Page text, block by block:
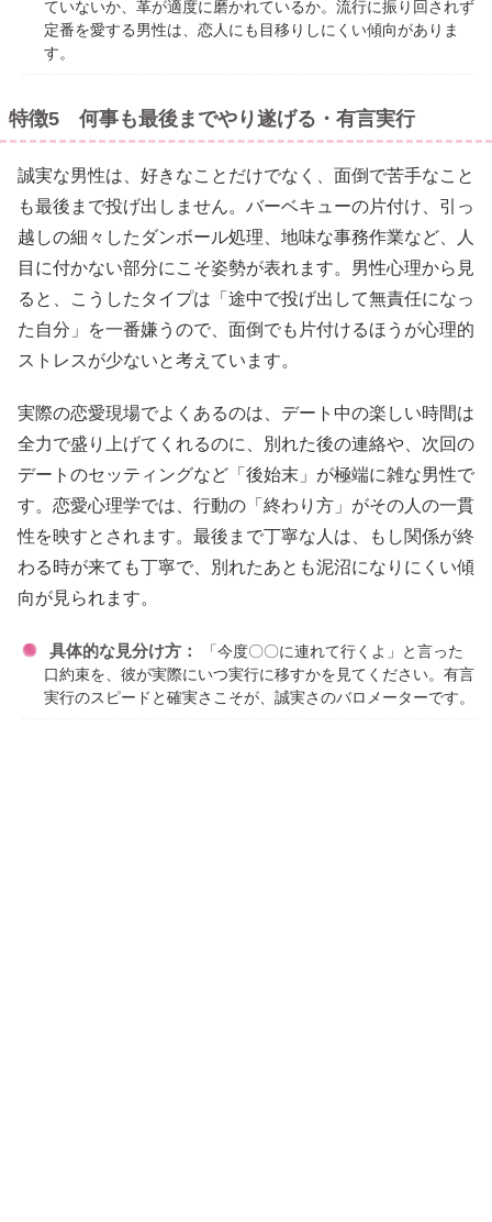
ていないか、革が適度に磨かれているか。流行に振り回されず
定番を愛する男性は、恋人にも目移りしにくい傾向がありま
す。
特徴5 何事も最後までやり遂げる・有言実行
誠実な男性は、好きなことだけでなく、面倒で苦手なこと
も最後まで投げ出しません。バーベキューの片付け、引っ
越しの細々したダンボール処理、地味な事務作業など、人
目に付かない部分にこそ姿勢が表れます。男性心理から見
ると、こうしたタイプは「途中で投げ出して無責任になっ
た自分」を一番嫌うので、面倒でも片付けるほうが心理的
ストレスが少ないと考えています。
実際の恋愛現場でよくあるのは、デート中の楽しい時間は
全力で盛り上げてくれるのに、別れた後の連絡や、次回の
デートのセッティングなど「後始末」が極端に雑な男性で
す。恋愛心理学では、行動の「終わり方」がその人の一貫
性を映すとされます。最後まで丁寧な人は、もし関係が終
わる時が来ても丁寧で、別れたあとも泥沼になりにくい傾
向が見られます。
具体的な見分け方：
「今度〇〇に連れて行くよ」と言った
口約束を、彼が実際にいつ実行に移すかを見てください。有言
実行のスピードと確実さこそが、誠実さのバロメーターです。